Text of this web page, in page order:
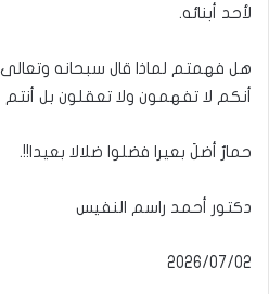
لأحد أبنائه.
هل فهمتم لماذا قال سبحانه
أنكم لا تفهمون ولا تعقلون بل أنتم
حمارٌ أضلَ بعيرا فضلوا ضلالا بعيدا!!.
دكتور أحمد راسم النفيس